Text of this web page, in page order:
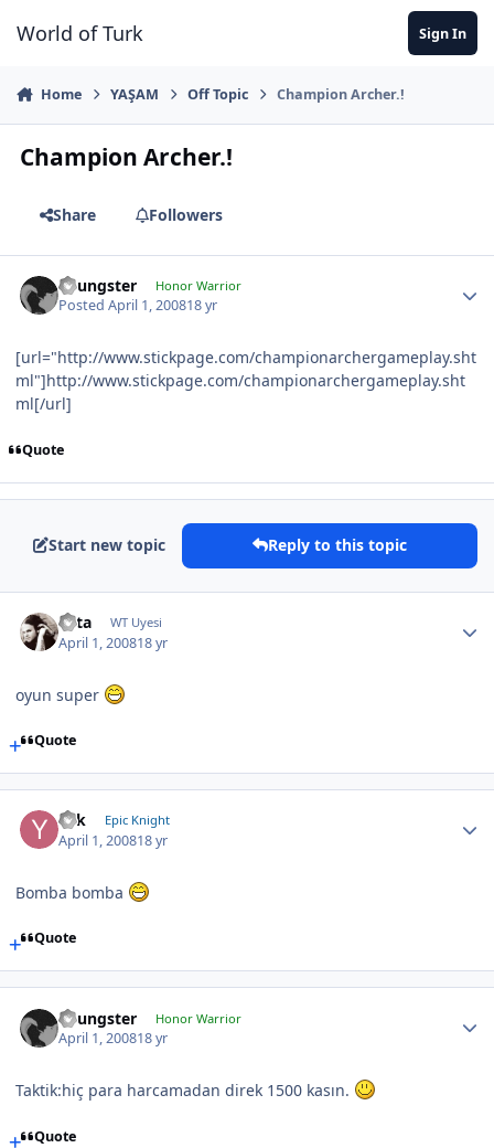
World of Turk Sign In
Home YAŞAM Off Topic Champion Archer.!
Champion Archer.!
Share Followers
Youngster Honor Warrior
PostedApril 1, 200818 yr
[url="http://www.stickpage.com/championarchergameplay.sht
ml"]http://www.stickpage.com/championarchergameplay.sht
ml[/url]
Quote
Start new topic Reply to this topic
osta WT Uyesi
April 1, 200818 yr
oyun super
Quote
Yek Epic Knight
April 1, 200818 yr
Bomba bomba
Quote
Youngster Honor Warrior
April 1, 200818 yr
Taktik:hiç para harcamadan direk 1500 kasın.
Quote